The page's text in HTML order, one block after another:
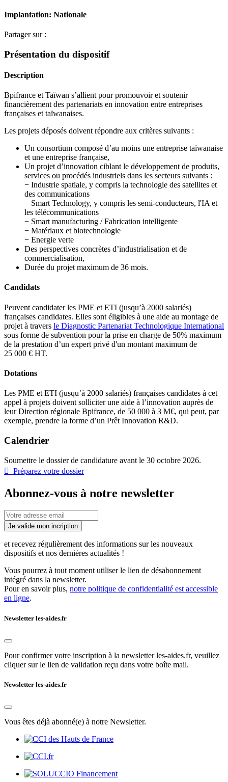
Implantation: Nationale
Partager sur :
Présentation du dispositif
Description
Bpifrance et Taïwan s’allient pour promouvoir et soutenir
financièrement des partenariats en innovation entre entreprises
françaises et taïwanaises.
Les projets déposés doivent répondre aux critères suivants :
Un consortium composé d’au moins une entreprise taïwanaise
et une entreprise française,
Un projet d’innovation ciblant le développement de produits,
services ou procédés industriels dans les secteurs suivants :
− Industrie spatiale, y compris la technologie des satellites et
des communications
− Smart Technology, y compris les semi-conducteurs, l'IA et
les télécommunications
− Smart manufacturing / Fabrication intelligente
− Matériaux et biotechnologie
− Energie verte
Des perspectives concrètes d’industrialisation et de
commercialisation,
Durée du projet maximum de 36 mois.
Candidats
Peuvent candidater les PME et ETI (jusqu’à 2000 salariés)
françaises candidates. Elles sont éligibles à une aide au montage de
projet à travers le Diagnostic Partenariat Technologique International
sous forme de subvention pour la prise en charge de 50% maximum
de la prestation d’un expert privé d'un montant maximum de
25 000 € HT.
Dotations
Les PME et ETI (jusqu’à 2000 salariés) françaises candidates à cet
appel à projets doivent solliciter une aide à l’innovation auprès de
leur Direction régionale Bpifrance, de 50 000 à 3 M€, qui peut, par
exemple, prendre la forme d’un Prêt Innovation R&D.
Calendrier
Soumettre le dossier de candidature avant le 30 octobre 2026.
 Préparez votre dossier
Abonnez-vous à notre newsletter
Je valide mon incription
et recevez régulièrement des informations sur les nouveaux
dispositifs et nos dernières actualités !
Vous pourrez à tout moment utiliser le lien de désabonnement
intégré dans la newsletter.
Pour en savoir plus, notre politique de confidentialité est accessible
en ligne.
Newsletter les-aides.fr
Pour confirmer votre inscription à la newsletter les-aides.fr, veuillez
cliquer sur le lien de validation reçu dans votre boîte mail.
Newsletter les-aides.fr
Vous êtes déjà abonné(e) à notre Newsletter.